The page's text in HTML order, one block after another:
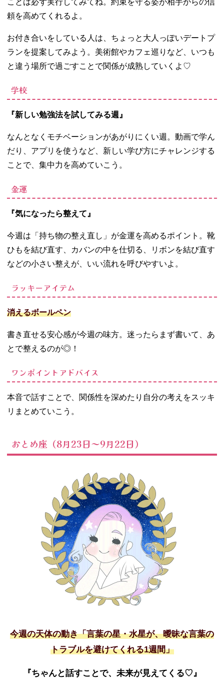
ことは必ず実行してみてね。約束を守る姿が相手からの信
頼を高めてくれるよ。
お付き合いをしている人は、ちょっと大人っぽいデートプ
ランを提案してみよう。美術館やカフェ巡りなど、いつも
と違う場所で過ごすことで関係が成熟していくよ ♡
学校
『新しい勉強法を試してみる週』
なんとなくモチベーションがあがりにくい週。動画で学ん
だり、アプリを使うなど、新しい学び方にチャレンジする
ことで、集中力を高めていこう。
金運
『気になったら整えて』
今週は「持ち物の整え直し」が金運を高めるポイント。靴
ひもを結び直す、カバンの中を仕切る、リボンを結び直す
などの小さい整えが、いい流れを呼びやすいよ。
ラッキーアイテム
消えるボールペン
書き直せる安心感が今週の味方。迷ったらまず書いて、あ
とで整えるのが◎ ！
ワンポイントアドバイス
本音で話すことで、関係性を深めたり自分の考えをスッキ
リまとめていこう。
おとめ座（8月23日～9月22日）
今週の天体の動き「言葉の星・水星が、曖昧な言葉の
トラブルを避けてくれる1週間」
『ちゃんと話すことで、未来が見えてくる♡』